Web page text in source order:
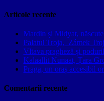
Articole recente
Mardin și Midyat,
Palatul Troja, Zámek
Vltava pragheză și
Kalaallit Nunaat, Țara
Praga, un oraș accesibil
Comentarii recente